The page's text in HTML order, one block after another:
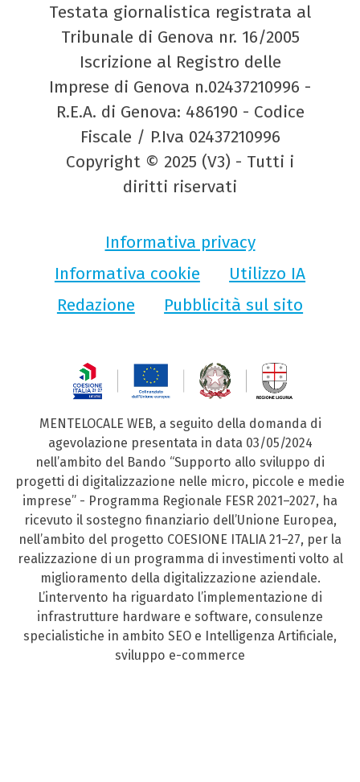
Testata giornalistica registrata al
Tribunale di Genova nr. 16/2005
Iscrizione al Registro delle
Imprese di Genova n.02437210996 -
R.E.A. di Genova: 486190 - Codice
Fiscale / P.Iva 02437210996
Copyright © 2025 (V3) - Tutti i
diritti riservati
Informativa privacy
Informativa cookie
Utilizzo IA
Redazione
Pubblicità sul sito
MENTELOCALE WEB, a seguito della domanda di
agevolazione presentata in data 03/05/2024
nell’ambito del Bando “Supporto allo sviluppo di
progetti di digitalizzazione nelle micro, piccole e medie
imprese” - Programma Regionale FESR 2021–2027, ha
ricevuto il sostegno finanziario dell’Unione Europea,
nell’ambito del progetto COESIONE ITALIA 21–27, per la
realizzazione di un programma di investimenti volto al
miglioramento della digitalizzazione aziendale.
L’intervento ha riguardato l’implementazione di
infrastrutture hardware e software, consulenze
specialistiche in ambito SEO e Intelligenza Artificiale,
sviluppo e-commerce